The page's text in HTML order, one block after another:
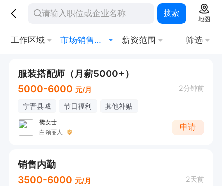
搜索
地图
工作区域 市场销售其他相关 薪资范围 筛选
服装搭配师（月薪5000+）
5000-6000 元/月 2分钟前
宁晋县城 节日福利 其他补贴
樊女士
白领丽人
申请
销售内勤
3500-6000 元/月 2天前